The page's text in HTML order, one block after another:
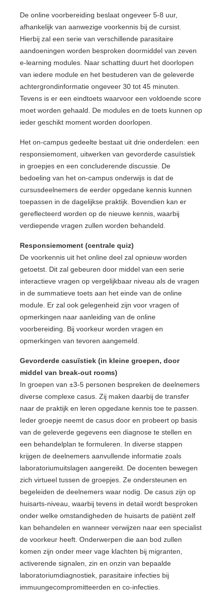
De online voorbereiding beslaat ongeveer 5-8 uur,
afhankelijk van aanwezige voorkennis bij de cursist.
Hierbij zal een serie van verschillende parasitaire
aandoeningen worden besproken doormiddel van zeven
e-learning modules. Naar schatting duurt het doorlopen
van iedere module en het bestuderen van de geleverde
achtergrondinformatie ongeveer 30 tot 45 minuten.
Tevens is er een eindtoets waarvoor een voldoende score
moet worden gehaald. De modules en de toets kunnen op
ieder geschikt moment worden doorlopen.
Het on-campus gedeelte bestaat uit drie onderdelen: een
responsiemoment, uitwerken van gevorderde casuïstiek
in groepjes en een concluderende discussie. De
bedoeling van het on-campus onderwijs is dat de
cursusdeelnemers de eerder opgedane kennis kunnen
toepassen in de dagelijkse praktijk. Bovendien kan er
gereflecteerd worden op de nieuwe kennis, waarbij
verdiepende vragen zullen worden behandeld.
Responsiemoment (centrale quiz)
De voorkennis uit het online deel zal opnieuw worden
getoetst. Dit zal gebeuren door middel van een serie
interactieve vragen op vergelijkbaar niveau als de vragen
in de summatieve toets aan het einde van de online
module. Er zal ook gelegenheid zijn voor vragen of
opmerkingen naar aanleiding van de online
voorbereiding. Bij voorkeur worden vragen en
opmerkingen van tevoren aangemeld.
Gevorderde casuïstiek (in kleine groepen, door
middel van break-out rooms)
In groepen van ±3-5 personen bespreken de deelnemers
diverse complexe casus. Zij maken daarbij de transfer
naar de praktijk en leren opgedane kennis toe te passen.
Ieder groepje neemt de casus door en probeert op basis
van de geleverde gegevens een diagnose te stellen en
een behandelplan te formuleren. In diverse stappen
krijgen de deelnemers aanvullende informatie zoals
laboratoriumuitslagen aangereikt. De docenten bewegen
zich virtueel tussen de groepjes. Ze ondersteunen en
begeleiden de deelnemers waar nodig. De casus zijn op
huisarts-niveau, waarbij tevens in detail wordt besproken
onder welke omstandigheden de huisarts de patiënt zelf
kan behandelen en wanneer verwijzen naar een specialist
de voorkeur heeft. Onderwerpen die aan bod zullen
komen zijn onder meer vage klachten bij migranten,
activerende signalen, zin en onzin van bepaalde
laboratoriumdiagnostiek, parasitaire infecties bij
immuungecompromitteerden en co-infecties.